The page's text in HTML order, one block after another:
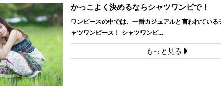
かっこよく決めるならシャツワンピで！
ワンピースの中では、一番カジュアルと言われている
ャツワンピース！ シャツワンピ...
もっと見る